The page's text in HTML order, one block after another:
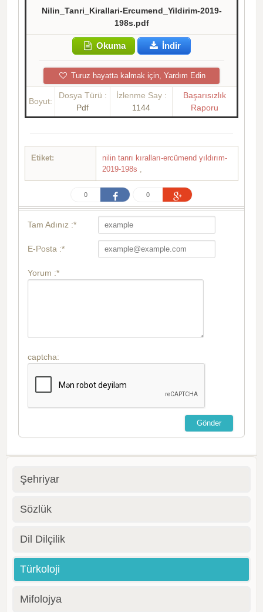
Nilin_Tanri_Kirallari-Ercumend_Yildirim-2019-
198s.pdf
Okuma İndir
Turuz hayatta kalmak için, Yardım Edin
Boyut:
Dosya Türü :
Pdf
İzlenme Say :
1144
Başarısızlık
Raporu
Etiket:
nilin tanrı kıralları-ercümend yıldırım-
2019-198s
0 0
Tam Adınız :*
E-Posta :*
Yorum :*
captcha:
Şehriyar
Sözlük
Dil Dilçilik
Türkoloji
Mifolojya